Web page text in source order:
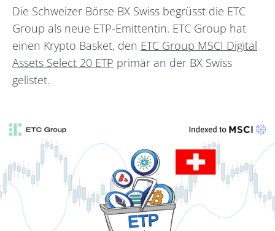
Die Schweizer Börse BX Swiss begrüsst die ETC
Group als neue ETP-Emittentin. ETC Group hat
einen Krypto Basket, den ETC Group MSCI Digital
Assets Select 20 ETP primär an der BX Swiss
gelistet.